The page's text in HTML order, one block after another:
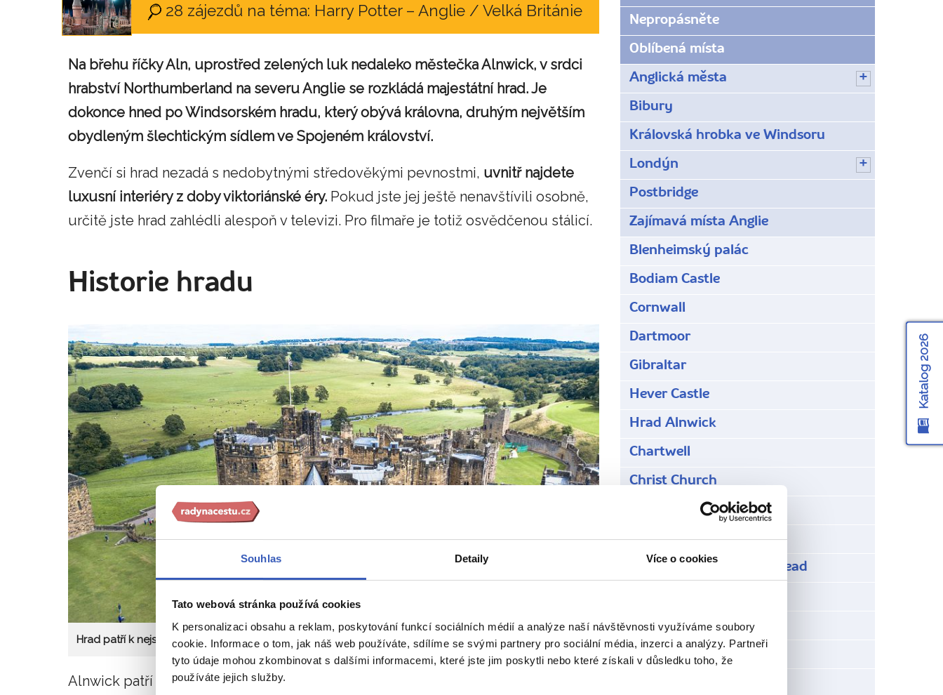
Souhlas Detaily Více o cookies
Tato webová stránka používá cookies
K personalizaci obsahu a reklam, poskytování funkcí sociálních médií a analýze naší návštěvnosti využíváme soubory
cookie. Informace o tom, jak náš web používáte, sdílíme se svými partnery pro sociální média, inzerci a analýzy. Partneři
tyto údaje mohou zkombinovat s dalšími informacemi, které jste jim poskytli nebo které získali v důsledku toho, že
používáte jejich služby.
28 zájezdů na téma: Harry Potter – Anglie / Velká Británie
Na břehu říčky Aln, uprostřed zelených luk nedaleko městečka Alnwick, v srdci
hrabství Northumberland na severu Anglie se rozkládá majestátní hrad. Je
dokonce hned po Windsorském hradu, který obývá královna, druhým největším
obydleným šlechtickým sídlem ve Spojeném království.
Zvenčí si hrad nezadá s nedobytnými středověkými pevnostmi, uvnitř najdete
luxusní interiéry z doby viktoriánské éry. Pokud jste jej ještě nenavštívili osobně,
určitě jste hrad zahlédli alespoň v televizi. Pro filmaře je totiž osvědčenou stálicí.
Historie hradu
Hrad patří k nejstarším obranným kamenným pevnostem v Británii
Alnwick patří k nejstarším obranným kamenným pevnostem v Británii. Pevnost
Nepropásněte
Oblíbená místa
Anglická města
Bibury
Královská hrobka ve Windsoru
Londýn
Postbridge
Zajímavá místa Anglie
Blenheimský palác
Bodiam Castle
Cornwall
Dartmoor
Gibraltar
Hever Castle
Hrad Alnwick
Chartwell
Christ Church
IWM Duxford
Katedrála v Ely
Křídové útesy Beachy Head
Leeds Castle
Sissinghurst Castle
Katalog 2026